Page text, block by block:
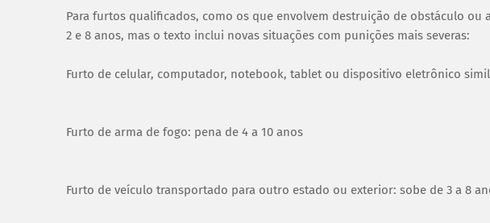
Para furtos qualificados, como os que envolvem destruição de obstáculo ou
2 e 8 anos, mas o texto inclui novas situações com punições mais severas:
Furto de celular, computador, notebook, tablet ou dispositivo eletrônico
Furto de arma de fogo: pena de 4 a 10 anos
Furto de veículo transportado para outro estado ou exterior: sobe de 3 a 8